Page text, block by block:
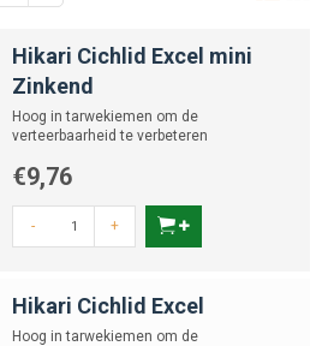
Hikari Cichlid Excel mini
Zinkend
Hoog in tarwekiemen om de
verteerbaarheid te verbeteren
€9,76
- +
Hikari Cichlid Excel
Hoog in tarwekiemen om de